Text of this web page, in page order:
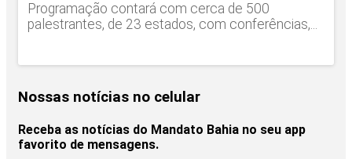
Programação contará com cerca de 500
palestrantes, de 23 estados, com conferências,...
Nossas notícias no celular
Receba as notícias do Mandato Bahia no seu app
favorito de mensagens.